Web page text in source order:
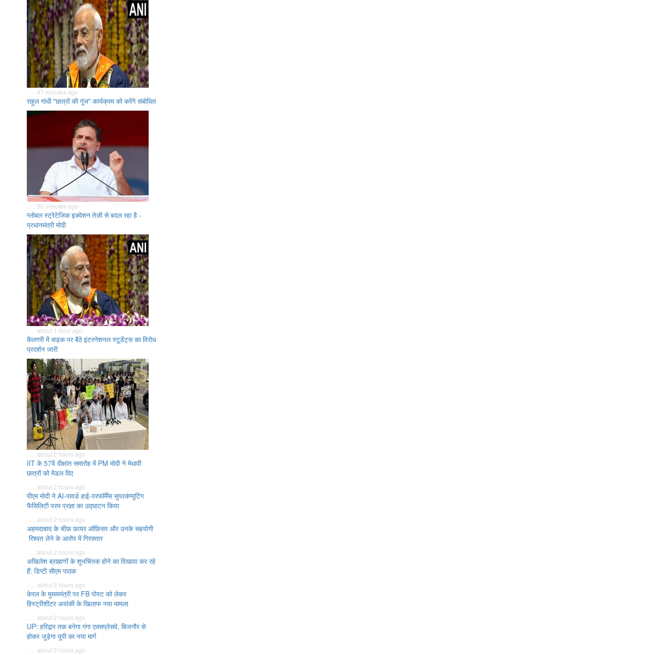
. . . 47 minutes ago
राहुल गांधी "छात्रों की गूंज" कार्यक्रम को करेंगे संबोधित
. . . 50 minutes ago
ग्लोबल स्ट्रेटेजिक इक्वेशन तेज़ी से बदल रहा है -
प्रधानमंत्री मोदी
. . . about 1 hour ago
कैलगरी में सड़क पर बैठे इंटरनेशनल स्टूडेंट्स का विरोध
प्रदर्शन जारी
. . . about 2 hours ago
IIT के 57वें दीक्षांत समारोह में PM मोदी ने मेधावी
छात्रों को मेडल दिए
. . . about 2 hours ago
पीएम मोदी ने AI-पावर्ड हाई-परफॉर्मेंस सुपरकंप्यूटिंग
फैसिलिटी परम प्रज्ञा का उद्घाटन किया
. . . about 2 hours ago
अहमदाबाद के चीफ़ फ़ायर ऑफ़िसर और उनके सहयोगी
रिश्वत लेने के आरोप में गिरफ़्तार
. . . about 2 hours ago
अखिलेश ब्राह्मणों के शुभचिंतक होने का दिखावा कर रहे
हैं: डिप्टी सीएम पाठक
. . . about 2 hours ago
केरल के मुख्यमंत्री पर FB पोस्ट को लेकर
हिस्ट्रीशीटर अयांकी के खिलाफ नया मामला
. . . about 2 hours ago
UP: हरिद्वार तक बनेगा गंगा एक्सप्रेसवे, बिजनौर से
होकर जुड़ेगा यूपी का नया मार्ग
. . . about 3 hours ago